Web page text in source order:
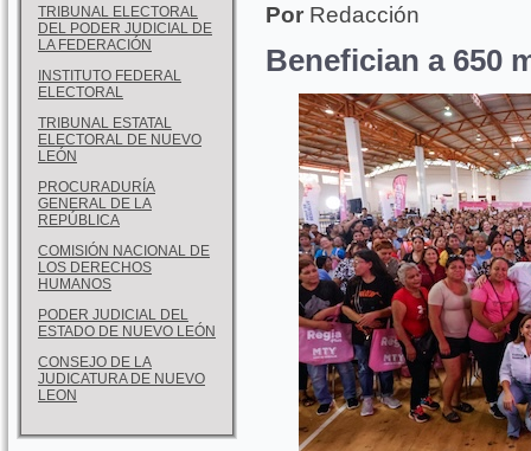
TRIBUNAL ELECTORAL
DEL PODER JUDICIAL DE
LA FEDERACIÓN
INSTITUTO FEDERAL
ELECTORAL
TRIBUNAL ESTATAL
ELECTORAL DE NUEVO
LEÓN
PROCURADURÍA
GENERAL DE LA
REPÚBLICA
COMISIÓN NACIONAL DE
LOS DERECHOS
HUMANOS
PODER JUDICIAL DEL
ESTADO DE NUEVO LEÓN
CONSEJO DE LA
JUDICATURA DE NUEVO
LEON
Por Redacción
Benefician a 650